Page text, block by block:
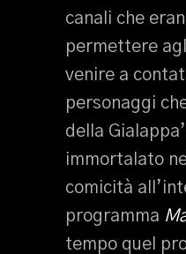
canali che
permettere
venire a
personaggi
della
immortalato
comicità
programma
tempo quel